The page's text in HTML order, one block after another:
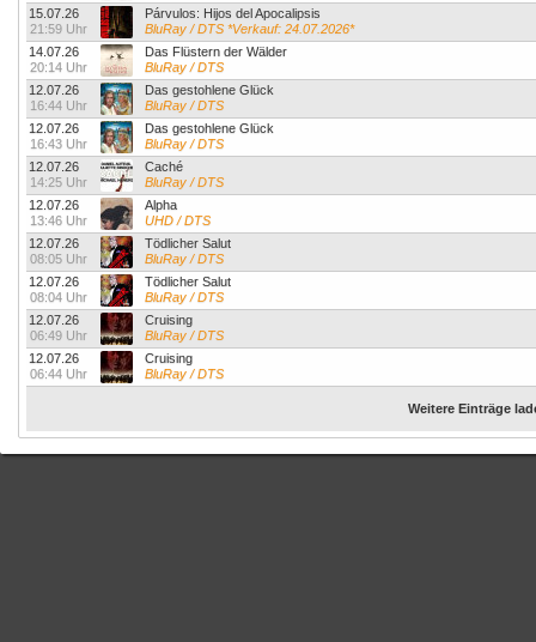
15.07.26
21:59 Uhr
Párvulos: Hijos del Apocalipsis
BluRay / DTS *Verkauf: 24.07.2026*
14.07.26
20:14 Uhr
Das Flüstern der Wälder
BluRay / DTS
12.07.26
16:44 Uhr
Das gestohlene Glück
BluRay / DTS
12.07.26
16:43 Uhr
Das gestohlene Glück
BluRay / DTS
12.07.26
14:25 Uhr
Caché
BluRay / DTS
12.07.26
13:46 Uhr
Alpha
UHD / DTS
12.07.26
08:05 Uhr
Tödlicher Salut
BluRay / DTS
12.07.26
08:04 Uhr
Tödlicher Salut
BluRay / DTS
12.07.26
06:49 Uhr
Cruising
BluRay / DTS
12.07.26
06:44 Uhr
Cruising
BluRay / DTS
Weitere Einträge